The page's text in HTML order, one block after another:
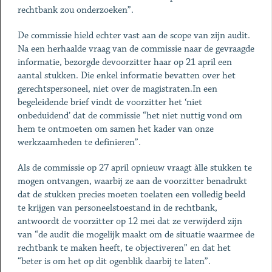
rechtbank zou onderzoeken”.
De commissie hield echter vast aan de scope van zijn audit.
Na een herhaalde vraag van de commissie naar de gevraagde
informatie, bezorgde devoorzitter haar op 21 april een
aantal stukken. Die enkel informatie bevatten over het
gerechtspersoneel, niet over de magistraten.In een
begeleidende brief vindt de voorzitter het ‘niet
onbeduidend’ dat de commissie “het niet nuttig vond om
hem te ontmoeten om samen het kader van onze
werkzaamheden te definieren”.
Als de commissie op 27 april opnieuw vraagt àlle stukken te
mogen ontvangen, waarbij ze aan de voorzitter benadrukt
dat de stukken precies moeten toelaten een volledig beeld
te krijgen van personeelstoestand in de rechtbank,
antwoordt de voorzitter op 12 mei dat ze verwijderd zijn
van “de audit die mogelijk maakt om de situatie waarmee de
rechtbank te maken heeft, te objectiveren” en dat het
“beter is om het op dit ogenblik daarbij te laten”.